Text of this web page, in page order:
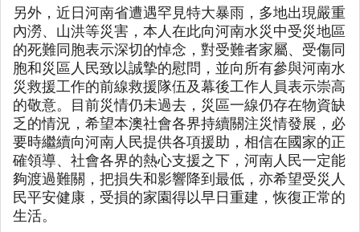
另外，近日河南省遭遇罕見特大暴雨，多地出現嚴重
內澇、山洪等災害，本人在此向河南水災中受災地區
的死難同胞表示深切的悼念，對受難者家屬、受傷同
胞和災區人民致以誠摯的慰問，並向所有參與河南水
災救援工作的前線救援隊伍及幕後工作人員表示崇高
的敬意。目前災情仍未過去，災區一線仍存在物資缺
乏的情況，希望本澳社會各界持續關注災情發展，必
要時繼續向河南人民提供各項援助，相信在國家的正
確領導、社會各界的熱心支援之下，河南人民一定能
夠渡過難關，把損失和影響降到最低，亦希望受災人
民平安健康，受損的家園得以早日重建，恢復正常的
生活。